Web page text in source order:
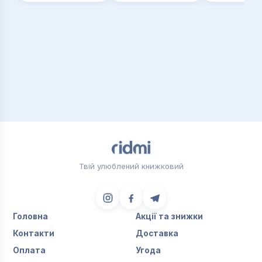
Твій улюблений книжковий
Головна
Акції та знижки
Контакти
Доставка
Оплата
Угода